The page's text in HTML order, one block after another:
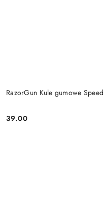
RazorGun Kule gumowe
Cena:
39.00